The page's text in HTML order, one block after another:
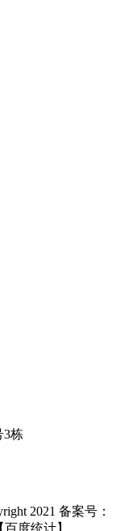
3栋
2021 备案号：
百度统计】